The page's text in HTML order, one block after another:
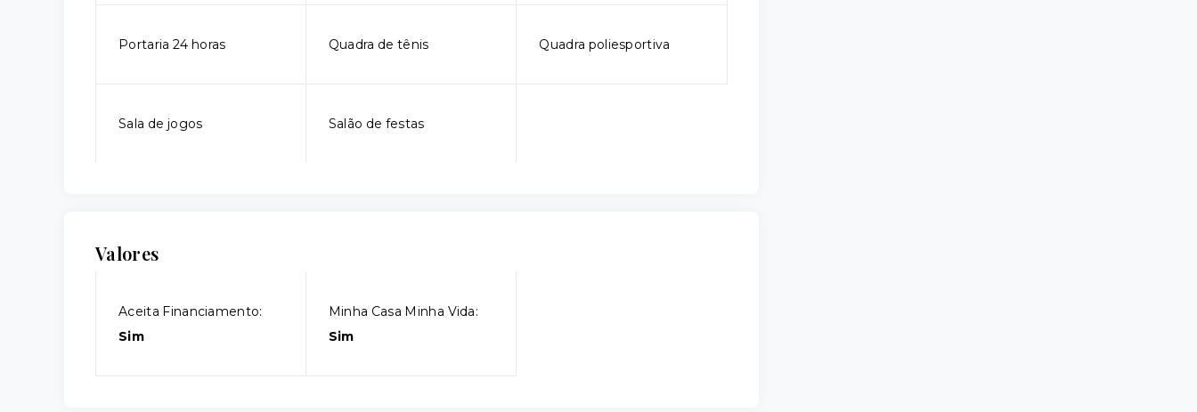
Portaria 24 horas Quadra de tênis Quadra poliesportiva
Sala de jogos Salão de festas
Valores
Aceita Financiamento:
Sim
Minha Casa Minha Vida:
Sim